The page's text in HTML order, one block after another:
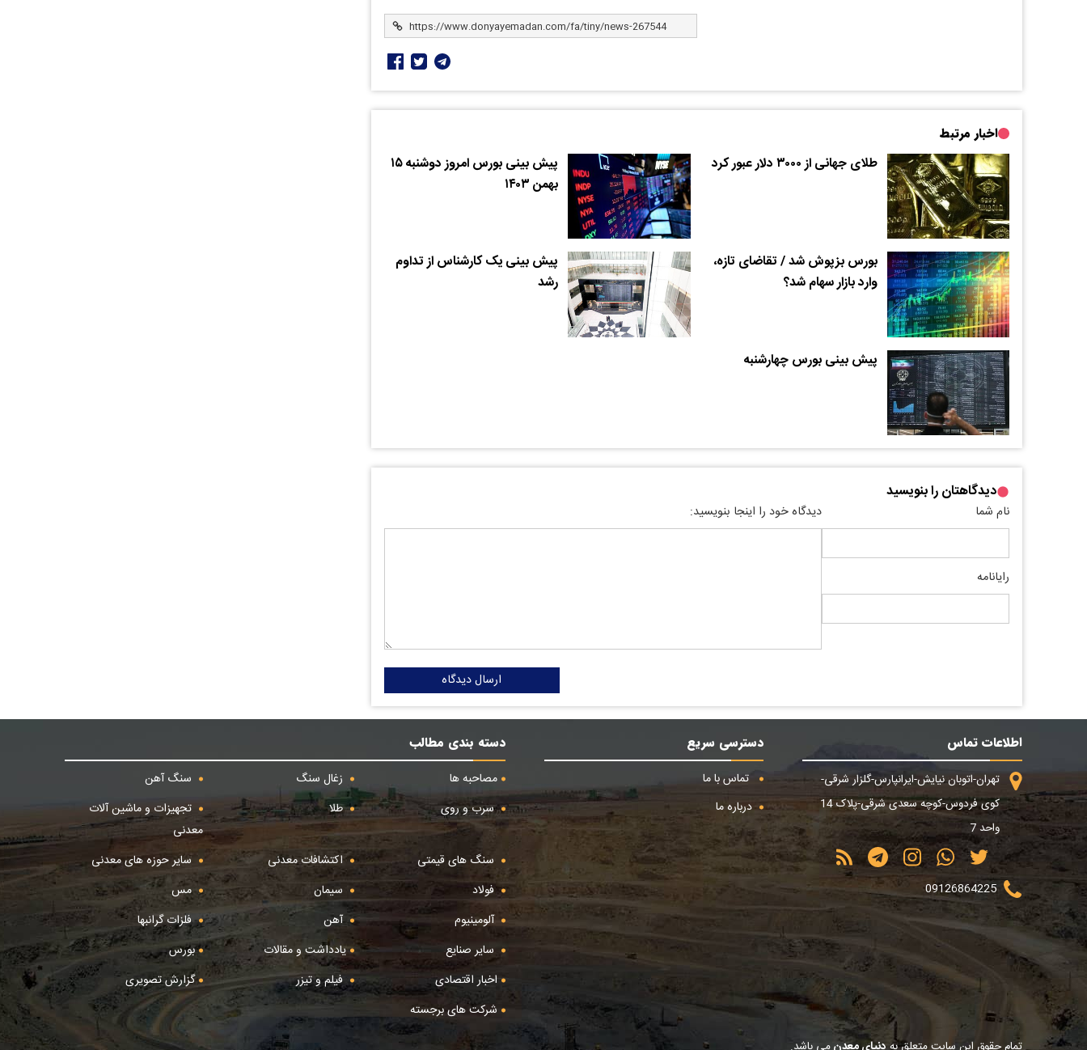
اخبار مرتبط
طلای جهانی از ۳۰۰۰ دلار عبور کرد
پیش بینی بورس امروز دوشنبه ۱۵
بهمن ۱۴۰۳
بورس بزپوش شد / تقاضای تازه،
وارد بازار سهام شد؟
پیش بینی یک کارشناس از تداوم
رشد
پیش بینی بورس چهارشنبه
دیدگاهتان را بنویسید
نام شما
رایانامه
دیدگاه خود را اینجا بنویسید:
ارسال دیدگاه
اطلاعات تماس
تهران-اتوبان نیایش-ایرانپارس-گلزار شرقی-
کوی فردوس-کوچه سعدی شرقی-پلاک 14
واحد 7
09126864225
دسترسی سریع
تماس با ما
درباره ما
دسته بندی مطالب
مصاحبه ها
زغال سنگ
سنگ آهن
سرب و روی
طلا
تجهیزات و ماشین آلات
معدنی
سنگ های قیمتی
اکتشافات معدنی
سایر حوزه های معدنی
فولاد
سیمان
مس
آلومینیوم
آهن
فلزات گرانبها
سایر صنایع
یادداشت و مقالات
بورس
اخبار اقتصادی
فیلم و تیزر
گزارش تصویری
شرکت های برجسته